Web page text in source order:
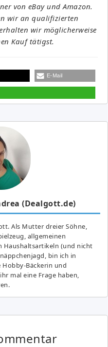
von eBay und Amazon.
wir an qualifizierten
wir möglicherweise
Kauf tätigst.
E-Mail
(Dealgott.de)
Als Mutter dreier Söhne,
allgemeinen
Haushaltsartikeln (und nicht
bin ich in
Bäckerin und
mal eine Frage haben,